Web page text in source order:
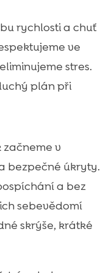
rychlosti a chuť
ve
stres.
plán při
v
bezpečné úkryty.
a bez
sebevědomí
skrýše, krátké